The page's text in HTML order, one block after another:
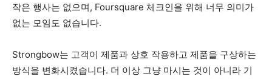
작은 행사는 없으며, Foursquare 체크인을 위해 너무 의미가
없는 모임도 없습니다.
Strongbow는 고객이 제품과 상호 작용하고 제품을 구상하는
방식을 변화시켰습니다. 더 이상 그냥 마시는 것이 아니라 기